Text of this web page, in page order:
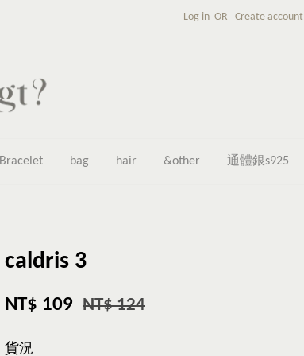
Log in OR Create account
Bracelet bag hair &other 通體銀s925
caldris 3
NT$ 109 NT$ 124
貨況